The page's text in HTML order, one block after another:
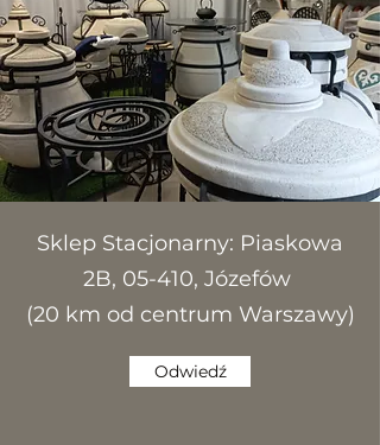
Sklep Stacjonarny: Piaskowa
2B, 05-410, Józefów
(20 km od centrum Warszawy)
Odwiedź